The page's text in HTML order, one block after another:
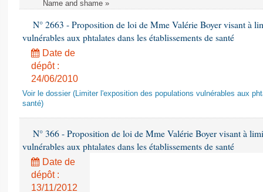
Name and shame »
N° 2663 - Proposition de loi de Mme Valérie Boyer visant à
vulnérables aux phtalates dans les établissements de santé
Date de
dépôt :
24/06/2010
Voir le dossier (Limiter l'exposition des populations vulnérables aux
santé)
N° 366 - Proposition de loi de Mme Valérie Boyer visant à
vulnérables aux phtalates dans les établissements de santé
Date de
dépôt :
13/11/2012